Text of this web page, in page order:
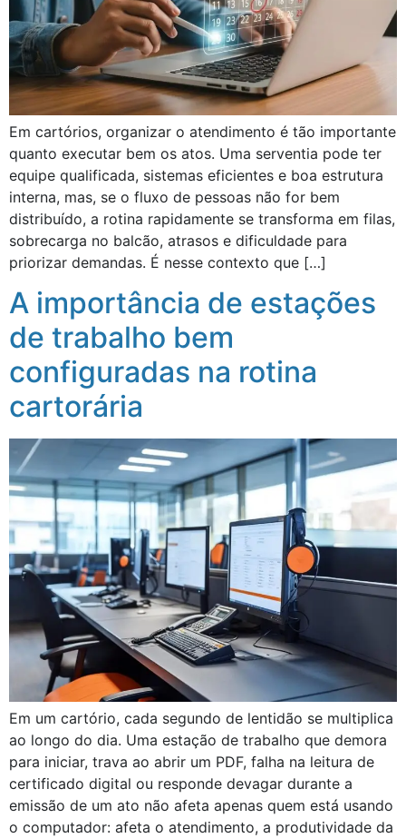
Em cartórios, organizar o atendimento é tão importante
quanto executar bem os atos. Uma serventia pode ter
equipe qualificada, sistemas eficientes e boa estrutura
interna, mas, se o fluxo de pessoas não for bem
distribuído, a rotina rapidamente se transforma em filas,
sobrecarga no balcão, atrasos e dificuldade para
priorizar demandas. É nesse contexto que […]
A importância de estações
de trabalho bem
configuradas na rotina
cartorária
Em um cartório, cada segundo de lentidão se multiplica
ao longo do dia. Uma estação de trabalho que demora
para iniciar, trava ao abrir um PDF, falha na leitura de
certificado digital ou responde devagar durante a
emissão de um ato não afeta apenas quem está usando
o computador: afeta o atendimento, a produtividade da